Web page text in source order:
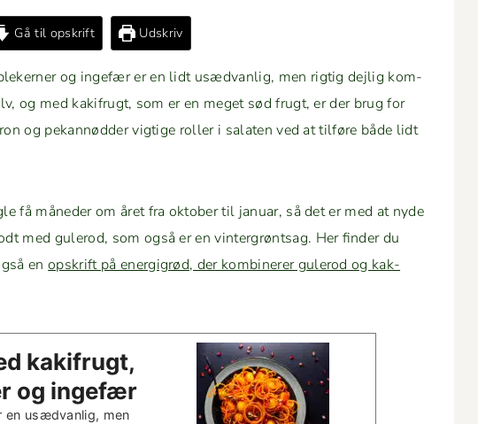
Gå til opskrift Udskriv
og inge­fær er en lidt usæd­van­lig, men rigtig dejlig kom­
og med kak­ifrugt, som er en meget sød frugt, er der brug for
og pekan­nød­der vigtige roller i salat­en ved at til­føre både lidt
få måned­er om året fra okto­ber til jan­u­ar, så det er med at nyde
med gulerod, som også er en vin­ter­grøntsag. Her find­er du
enopskrift på energi­grød, der kom­biner­er gulerod og kak­
kak­ifrugt,
og ingefær
en usæd­van­lig, men